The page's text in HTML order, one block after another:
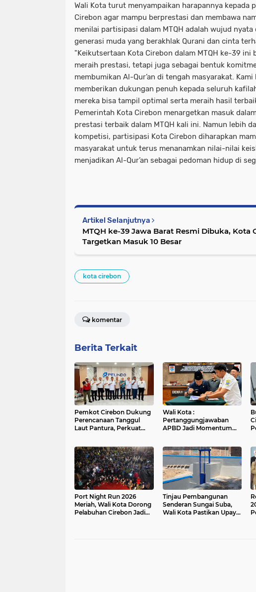
Wali Kota turut menyampaikan harapannya kepada
Cirebon agar mampu berprestasi dan membawa
menilai partisipasi dalam MTQH adalah wujud nyata
generasi muda yang berakhlak Qurani dan cinta
"Keikutsertaan Kota Cirebon dalam MTQH ke-39 ini
meraih prestasi, tetapi juga sebagai bentuk
membumikan Al-Qur’an di tengah masyarakat.
memberikan dukungan penuh kepada seluruh
mereka bisa tampil optimal serta meraih hasil
Pemerintah Kota Cirebon menargetkan masuk
prestasi terbaik dalam MTQH kali ini. Namun lebih
kompetisi, partisipasi Kota Cirebon diharapkan
masyarakat untuk terus menanamkan nilai-nilai
menjadikan Al-Qur’an sebagai pedoman hidup di
Artikel Selanjutnya
MTQH ke-39 Jawa Barat Resmi Dibuka, Kota
Targetkan Masuk 10 Besar
kota cirebon
komentar
Berita Terkait
Pemkot Cirebon Dukung
Perencanaan Tanggul
Laut Pantura, Perkuat
Wali Kota :
Pertanggungjawaban
APBD Jadi Momentum
Pelayanan Publik
Port Night Run 2026
Meriah, Wali Kota Dorong
Pelabuhan Cirebon Jadi
Tinjau Pembangunan
Senderan Sungai Suba,
Wali Kota Pastikan Upaya